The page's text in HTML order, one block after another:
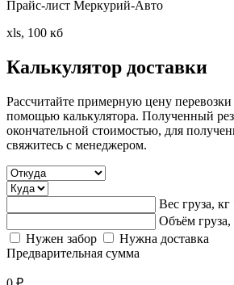
Прайс-лист Меркурий-Авто
xls, 100 кб
Калькулятор доставки
Рассчитайте примерную цену перевозки
помощью калькулятора. Полученный
окончательной стоимостью, для
свяжитесь с менеджером.
Вес груза, кг
Объём
Нужен забор
Нужна доставка
Предварительная сумма